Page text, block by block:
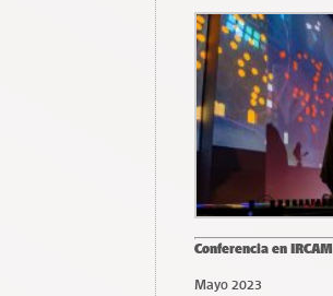
Conferencia en IRCAM
Mayo 2023